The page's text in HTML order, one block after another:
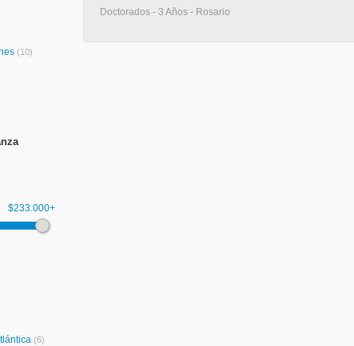
(10)
$233.000+
(6)
Doctorados - 3 Años - Rosario